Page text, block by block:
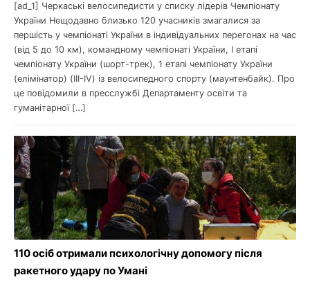
[ad_1] Черкаські велосипедисти у списку лідерів Чемпіонату
України Нещодавно близько 120 учасників змагалися за
першість у чемпіонаті України в індивідуальних перегонах на час
(від 5 до 10 км), командному чемпіонаті України, І етапі
чемпіонату України (шорт-трек), 1 етапі чемпіонату України
(елімінатор) (III-IV) із велосипедного спорту (маунтенбайк). Про
це повідомили в пресслужбі Департаменту освіти та
гуманітарної […]
110 осіб отримали психологічну допомогу після
ракетного удару по Умані